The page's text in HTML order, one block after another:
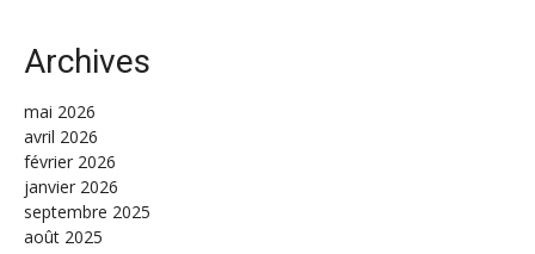
Archives
mai 2026
avril 2026
février 2026
janvier 2026
septembre 2025
août 2025